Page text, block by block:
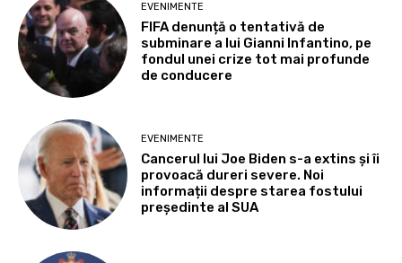
EVENIMENTE
FIFA denunță o tentativă de
subminare a lui Gianni Infantino, pe
fondul unei crize tot mai profunde
de conducere
EVENIMENTE
Cancerul lui Joe Biden s-a extins și îi
provoacă dureri severe. Noi
informații despre starea fostului
președinte al SUA